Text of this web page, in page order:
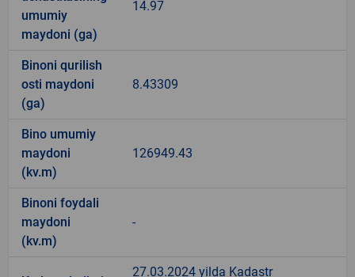
umumiy
maydoni (ga)
14.97
Binoni qurilish
osti maydoni
(ga)
8.43309
Bino umumiy
maydoni
(kv.m)
126949.43
Binoni foydali
maydoni
(kv.m)
-
27.03.2024 yilda Kadastr